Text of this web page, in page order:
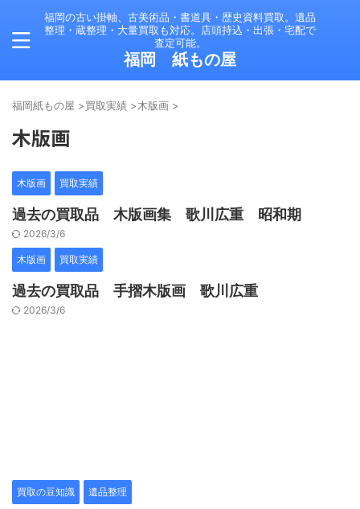
福岡の古い掛軸、古美術品・書道具・歴史資料買取。遺品
整理・蔵整理・大量買取も対応。店頭持込・出張・宅配で
査定可能。
福岡 紙もの屋
福岡紙もの屋 >買取実績 >木版画 >
木版画
木版画 買取実績
過去の買取品 木版画集 歌川広重 昭和期
2026/3/6
木版画 買取実績
過去の買取品 手摺木版画 歌川広重
2026/3/6
買取の豆知識 遺品整理